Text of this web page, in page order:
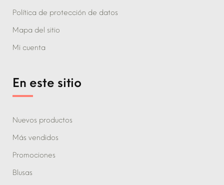
Política de protección de datos
Mapa del sitio
Mi cuenta
En este sitio
Nuevos productos
Más vendidos
Promociones
Blusas